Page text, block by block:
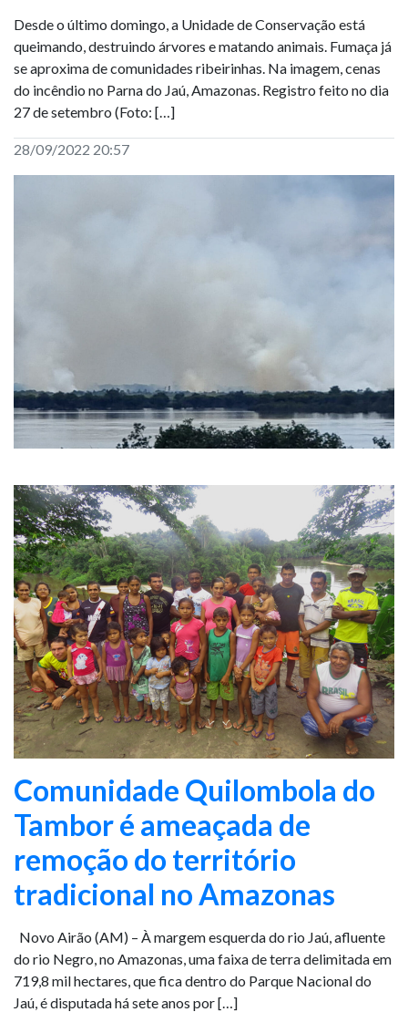
Desde o último domingo, a Unidade de Conservação está
queimando, destruindo árvores e matando animais. Fumaça já
se aproxima de comunidades ribeirinhas. Na imagem, cenas
do incêndio no Parna do Jaú, Amazonas. Registro feito no dia
27 de setembro (Foto: […]
28/09/2022 20:57
Comunidade Quilombola do
Tambor é ameaçada de
remoção do território
tradicional no Amazonas
Novo Airão (AM) – À margem esquerda do rio Jaú, afluente
do rio Negro, no Amazonas, uma faixa de terra delimitada em
719,8 mil hectares, que fica dentro do Parque Nacional do
Jaú, é disputada há sete anos por […]